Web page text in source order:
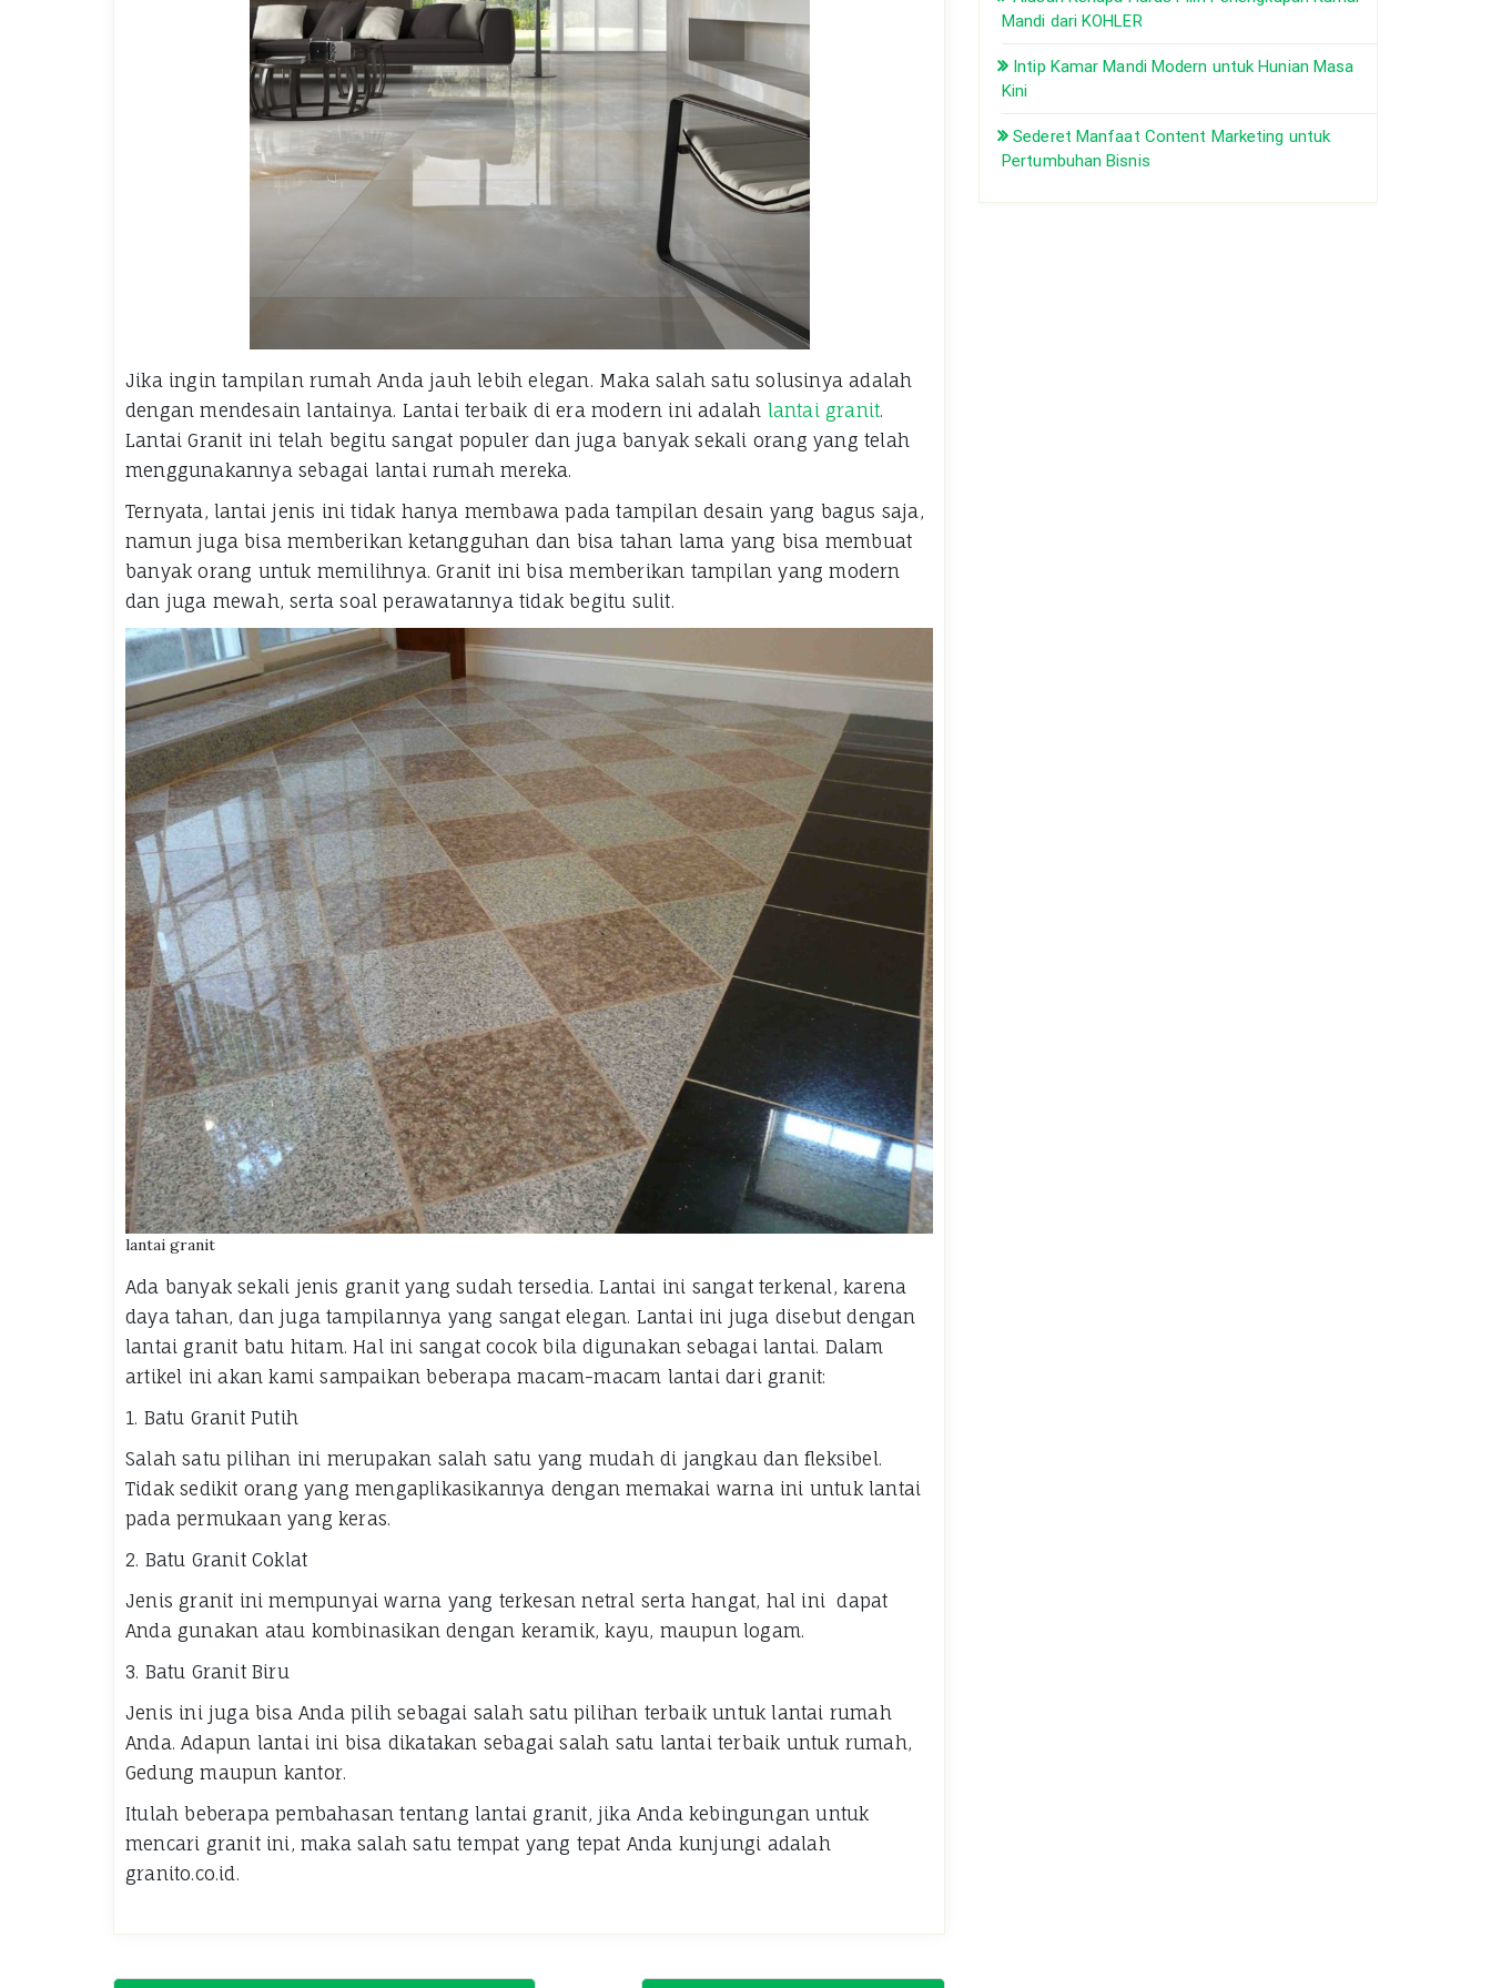
Jika ingin tampilan rumah Anda jauh lebih elegan. Maka salah satu solusinya adalah
dengan mendesain lantainya. Lantai terbaik di era modern ini adalah lantai granit.
Lantai Granit ini telah begitu sangat populer dan juga banyak sekali orang yang telah
menggunakannya sebagai lantai rumah mereka.
Ternyata, lantai jenis ini tidak hanya membawa pada tampilan desain yang bagus saja,
namun juga bisa memberikan ketangguhan dan bisa tahan lama yang bisa membuat
banyak orang untuk memilihnya. Granit ini bisa memberikan tampilan yang modern
dan juga mewah, serta soal perawatannya tidak begitu sulit.
lantai granit
Ada banyak sekali jenis granit yang sudah tersedia. Lantai ini sangat terkenal, karena
daya tahan, dan juga tampilannya yang sangat elegan. Lantai ini juga disebut dengan
lantai granit batu hitam. Hal ini sangat cocok bila digunakan sebagai lantai. Dalam
artikel ini akan kami sampaikan beberapa macam-macam lantai dari granit:
1. Batu Granit Putih
Salah satu pilihan ini merupakan salah satu yang mudah di jangkau dan fleksibel.
Tidak sedikit orang yang mengaplikasikannya dengan memakai warna ini untuk lantai
pada permukaan yang keras.
2. Batu Granit Coklat
Jenis granit ini mempunyai warna yang terkesan netral serta hangat, hal ini dapat
Anda gunakan atau kombinasikan dengan keramik, kayu, maupun logam.
3. Batu Granit Biru
Jenis ini juga bisa Anda pilih sebagai salah satu pilihan terbaik untuk lantai rumah
Anda. Adapun lantai ini bisa dikatakan sebagai salah satu lantai terbaik untuk rumah,
Gedung maupun kantor.
Itulah beberapa pembahasan tentang lantai granit, jika Anda kebingungan untuk
mencari granit ini, maka salah satu tempat yang tepat Anda kunjungi adalah
granito.co.id.
Mandi dari KOHLER
Intip Kamar Mandi Modern untuk Hunian Masa
Kini
Sederet Manfaat Content Marketing untuk
Pertumbuhan Bisnis